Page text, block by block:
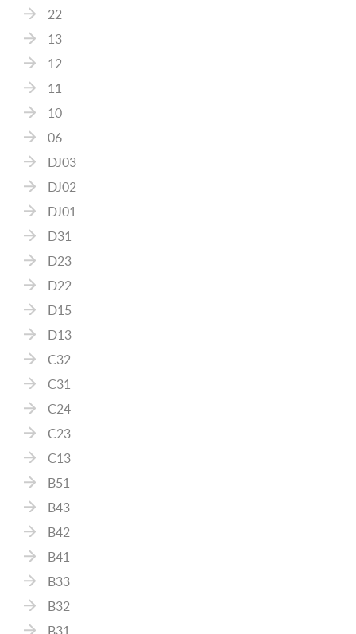
22
13
12
11
10
06
DJ03
DJ02
DJ01
D31
D23
D22
D15
D13
C32
C31
C24
C23
C13
B51
B43
B42
B41
B33
B32